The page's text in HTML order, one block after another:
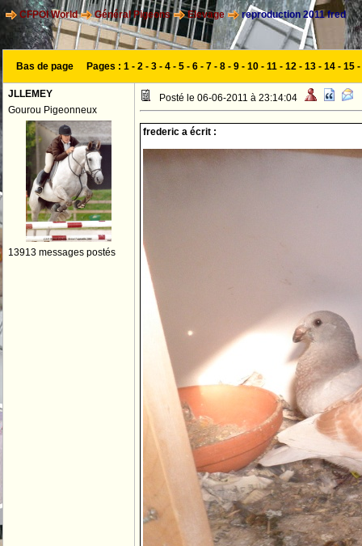
CFPOI World Général Pigeons Elevage reproduction 2011 fred
Bas de page Pages : 1 - 2 - 3 - 4 - 5 - 6 - 7 - 8 - 9 - 10 - 11 - 12 - 13 - 14 - 15 -
JLLEMEY
Gourou Pigeonneux
13913 messages postés
Posté le 06-06-2011 à 23:14:04
frederic a écrit :